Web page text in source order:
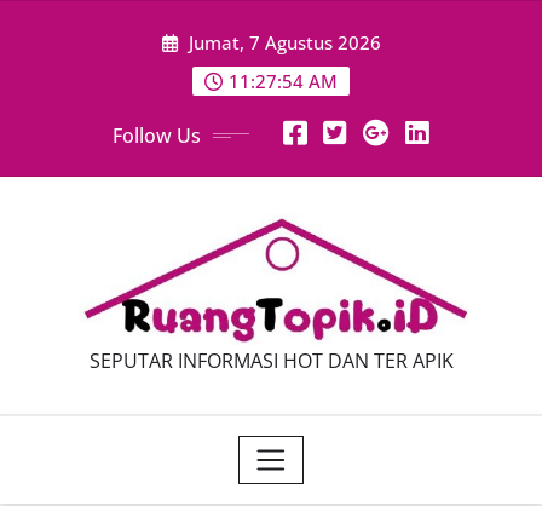
Jumat, 7 Agustus 2026
11:27:54 AM
Follow Us
SEPUTAR INFORMASI HOT DAN TER APIK